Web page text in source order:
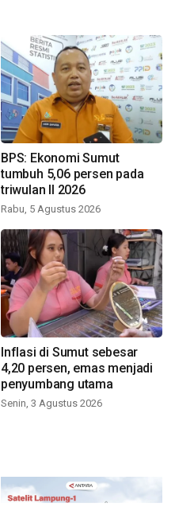
BPS: Ekonomi Sumut
tumbuh 5,06 persen pada
triwulan II 2026
Rabu, 5 Agustus 2026
Inflasi di Sumut sebesar
4,20 persen, emas menjadi
penyumbang utama
Senin, 3 Agustus 2026